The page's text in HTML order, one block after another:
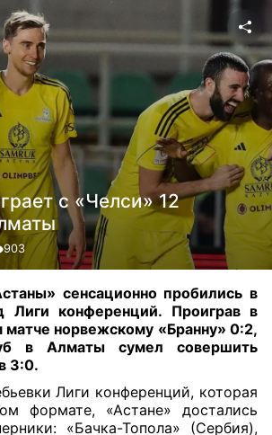
с «Челси» 12
903
сенсационно пробились в
Лиги конференций. Проиграв в
матче норвежскому «Бранну» 0:2,
в Алматы сумел совершить
3:0.
Лиги конференций, которая
формате, «Астане» достались
«Бачка-Топола» (Сербия),